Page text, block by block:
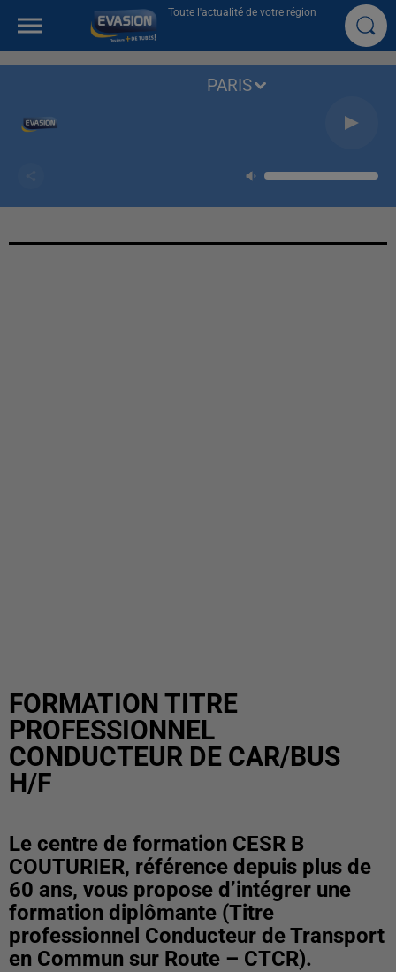
Toute l'actualité de votre région
PARIS
FORMATION TITRE
PROFESSIONNEL
CONDUCTEUR DE CAR/BUS
H/F
Le centre de formation CESR B
COUTURIER, référence depuis plus de
60 ans, vous propose d’intégrer une
formation diplômante (Titre
professionnel Conducteur de Transport
en Commun sur Route – CTCR).